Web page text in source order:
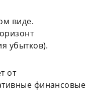
виде.
убытков).
от
финансовые